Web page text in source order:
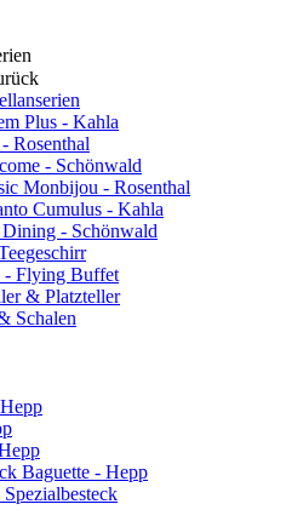
Plus - Kahla
- Rosenthal
- Schönwald
Monbijou - Rosenthal
Cumulus - Kahla
- Schönwald
- Flying Buffet
& Platzteller
Schalen
Baguette - Hepp